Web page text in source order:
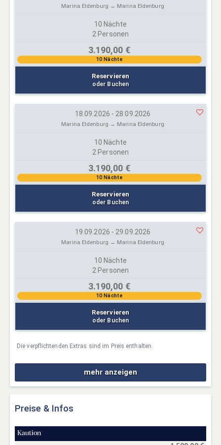
Marina Eldenburg → Marina Eldenburg
10 Nächte
2 Personen
3.190,00 €
10 Nächte
Reservieren
oder Buchen
18.09.2026 - 28.09.2026
Marina Eldenburg → Marina Eldenburg
10 Nächte
2 Personen
3.190,00 €
10 Nächte
Reservieren
oder Buchen
19.09.2026 - 29.09.2026
Marina Eldenburg → Marina Eldenburg
10 Nächte
2 Personen
3.190,00 €
10 Nächte
Reservieren
oder Buchen
Die verpflichtenden Extras sind im Preis enthalten.
mehr anzeigen
Preise & Infos
Kaution